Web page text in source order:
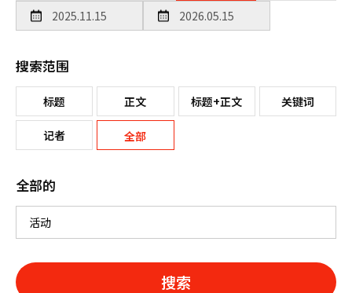
搜索范围
标题 正文 标题+正文 关键词
记者 全部
全部的
搜索